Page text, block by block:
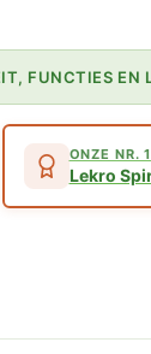
FUNCTIES EN
ONZE NR. 1
Lekro